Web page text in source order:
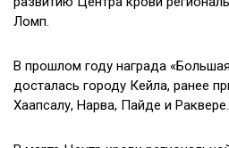
Ломп.
В прошлом году награда
досталась городу Кейла, ранее
Хаапсалу, Нарва, Пайде и Раквере.